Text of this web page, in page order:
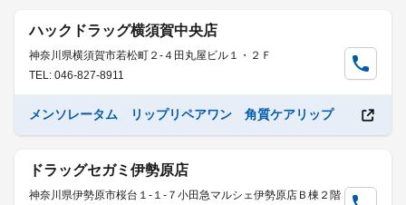
ハックドラッグ横須賀中央店
神奈川県横須賀市若松町２-４田丸屋ビル１・２Ｆ
TEL: 046-827-8911
メンソレータム リップリペアワン 角質ケアリップ
ドラッグセガミ伊勢原店
神奈川県伊勢原市桜台１-１-７小田急マルシェ伊勢原店Ｂ棟２階